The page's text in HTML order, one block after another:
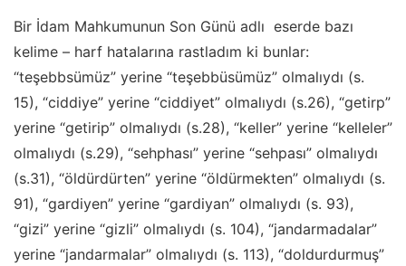
Bir İdam Mahkumunun Son Günü adlı eserde bazı
kelime – harf hatalarına rastladım ki bunlar:
“teşebbsümüz” yerine “teşebbüsümüz” olmalıydı (s.
15), “ciddiye” yerine “ciddiyet” olmalıydı (s.26), “getirp”
yerine “getirip” olmalıydı (s.28), “keller” yerine “kelleler”
olmalıydı (s.29), “sehphası” yerine “sehpası” olmalıydı
(s.31), “öldürdürten” yerine “öldürmekten” olmalıydı (s.
91), “gardiyen” yerine “gardiyan” olmalıydı (s. 93),
“gizi” yerine “gizli” olmalıydı (s. 104), “jandarmadalar”
yerine “jandarmalar” olmalıydı (s. 113), “doldurdurmuş”